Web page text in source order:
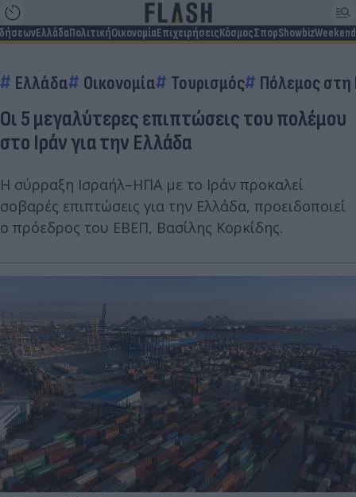
ΕλλάδαΠολιτικήΟικονομίαΕπιχειρήσειςΚόσμοςΣπορShowbizWeekend
Ελλάδα Οικονομία Τουρισμός Πόλεμος
Οι 5 μεγαλύτερες επιπτώσεις του πολέμου
στο Ιράν για την Ελλάδα
Η σύρραξη Ισραήλ–ΗΠΑ με το Ιράν προκαλεί
σοβαρές επιπτώσεις για την Ελλάδα, προειδοποιεί
ο πρόεδρος του ΕΒΕΠ, Βασίλης Κορκίδης.